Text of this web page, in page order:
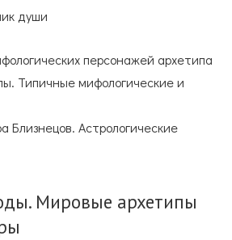
души
персонажей архетипа
Типичные мифологические и
Близнецов. Астрологические
Мировые архетипы